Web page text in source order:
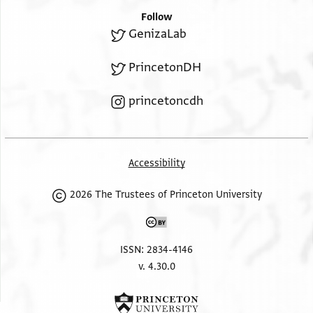
torn off here left-hand page
אלש[י]ך אבו אלמ....
בן גאזלאליה? ושריכה ג`
ושריכה ח`
אבו אלמני (אלמגי) אלשמאע א` א`
Follow
GenizaLab
PrincetonDH
princetoncdh
Accessibility
2026 The Trustees of Princeton University
ISSN: 2834-4146
v. 4.30.0